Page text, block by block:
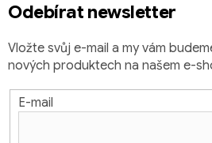
Odebírat newsletter
Vložte svůj e-mail a my vám
nových produktech na našem e-
E-mail